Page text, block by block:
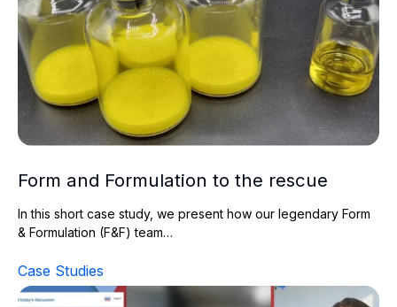
Form and Formulation to the rescue
In this short case study, we present how our legendary Form
& Formulation (F&F) team…
Case Studies
AI Meets Expertise: A hybrid Workflow For Modern